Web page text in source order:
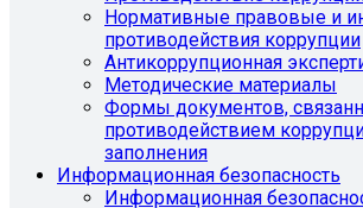
Нормативные правовые и
противодействия коррупции
Антикоррупционная
Методические материалы
Формы документов,
противодействием
заполнения
Информационная безопасность
Информационная